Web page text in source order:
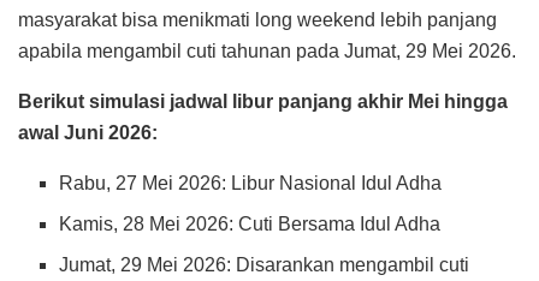
masyarakat bisa menikmati long weekend lebih panjang
apabila mengambil cuti tahunan pada Jumat, 29 Mei 2026.
Berikut simulasi jadwal libur panjang akhir Mei hingga
awal Juni 2026:
Rabu, 27 Mei 2026: Libur Nasional Idul Adha
Kamis, 28 Mei 2026: Cuti Bersama Idul Adha
Jumat, 29 Mei 2026: Disarankan mengambil cuti